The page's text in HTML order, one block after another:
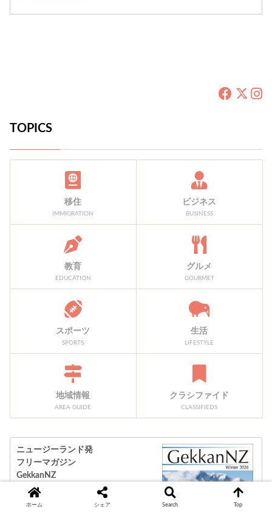
TOPICS
移住
IMMIGRATION
ビジネス
BUSINESS
教育
EDUCATION
グルメ
GOURMET
スポーツ
SPORTS
生活
LIFESTYLE
地域情報
AREA GUIDE
クラシファイド
CLASSIFIEDS
ニュージーランド発
フリーマガジン
GekkanNZ
最新号E-book公開中！
E-bookを見る＞
ホーム シェア Search Top